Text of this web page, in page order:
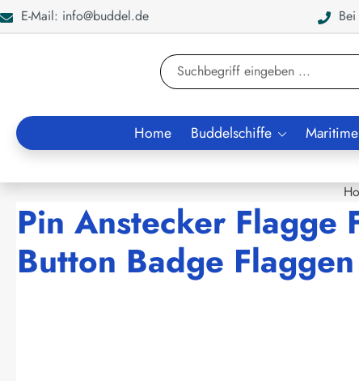
Zur Suche springen
E-Mail: info@buddel.de Bei
Home Buddelschiffe
Pin Anstecker Flagge
Button Badge